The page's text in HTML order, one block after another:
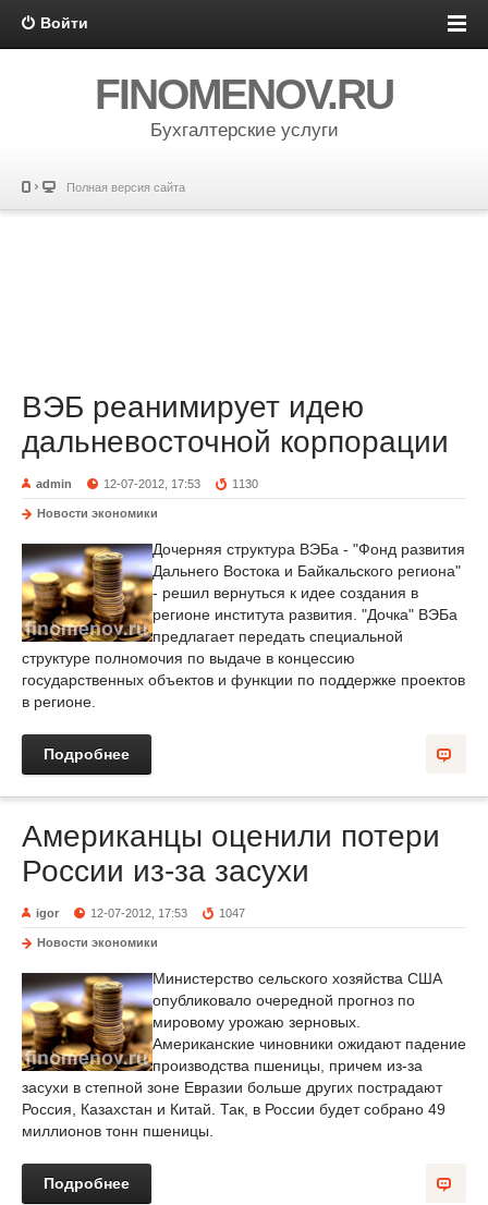
Войти
FINOMENOV.RU
Бухгалтерские услуги
Полная версия сайта
ВЭБ реанимирует идею
дальневосточной корпорации
admin 12-07-2012, 17:53 1130
Новости экономики
Дочерняя структура ВЭБа - "Фонд развития
Дальнего Востока и Байкальского региона"
- решил вернуться к идее создания в
регионе института развития. "Дочка" ВЭБа
предлагает передать специальной
структуре полномочия по выдаче в концессию
государственных объектов и функции по поддержке проектов
в регионе.
Подробнее
Американцы оценили потери
России из-за засухи
igor 12-07-2012, 17:53 1047
Новости экономики
Министерство сельского хозяйства США
опубликовало очередной прогноз по
мировому урожаю зерновых.
Американские чиновники ожидают падение
производства пшеницы, причем из-за
засухи в степной зоне Евразии больше других пострадают
Россия, Казахстан и Китай. Так, в России будет собрано 49
миллионов тонн пшеницы.
Подробнее